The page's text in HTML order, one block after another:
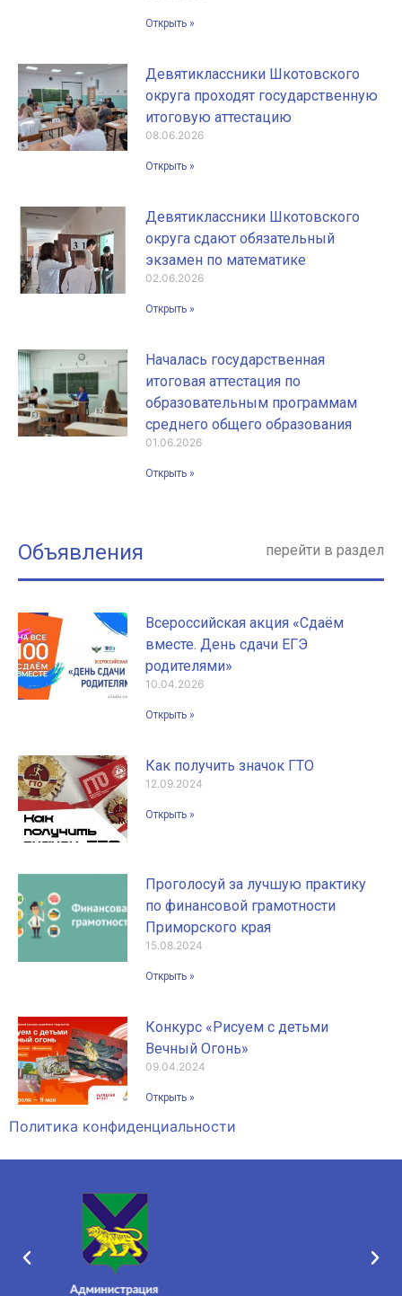
Открыть »
Девятиклассники Шкотовского
округа проходят государственную
итоговую аттестацию
08.06.2026
Открыть »
Девятиклассники Шкотовского
округа сдают обязательный
экзамен по математике
02.06.2026
Открыть »
Началась государственная
итоговая аттестация по
образовательным программам
среднего общего образования
01.06.2026
Открыть »
Объявления перейти в раздел
Всероссийская акция «Сдаём
вместе. День сдачи ЕГЭ
родителями»
10.04.2026
Открыть »
Как получить значок ГТО
12.09.2024
Открыть »
Проголосуй за лучшую практику
по финансовой грамотности
Приморского края
15.08.2024
Открыть »
Конкурс «Рисуем с детьми
Вечный Огонь»
09.04.2024
Открыть »
Политика конфиденциальности